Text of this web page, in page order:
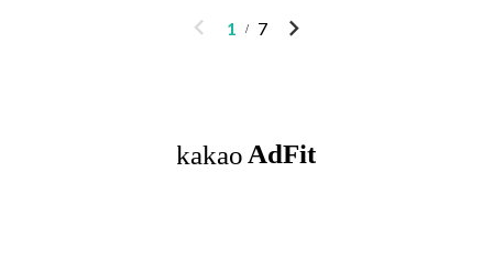
의 분산 일정모형의 설명력결정계수(R²)비상관
턴을 발견- 통계적 추론: 현상에서 결론을 도출-
기계 학습 (머신러닝): 현상을 예측 빅데이터 분
닝 기반 분석모형: 분류/ 예측/ 군집화/ 연관규칙
이
1 7
다